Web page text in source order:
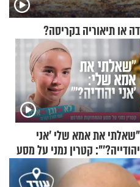
או תיאוריה בקריסה?
"שאלתי את אמא שלי 'אני
יהודייה?'": קטרין נמני על מסע
ההתחזקות המרגש